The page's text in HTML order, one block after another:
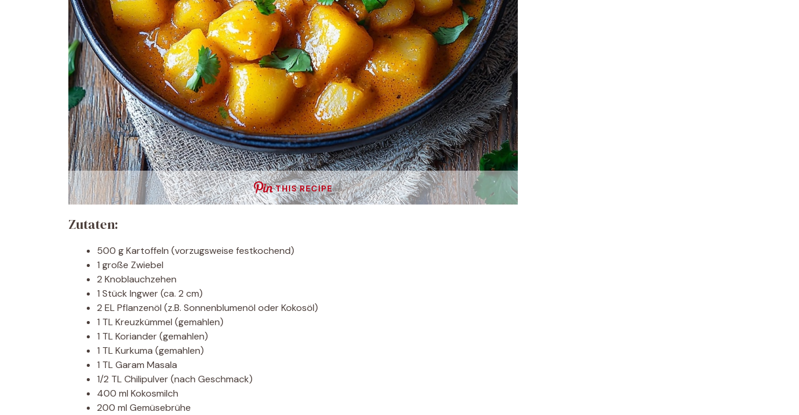
THIS RECIPE
Zutaten:
500 g Kartoffeln (vorzugsweise festkochend)
1 große Zwiebel
2 Knoblauchzehen
1 Stück Ingwer (ca. 2 cm)
2 EL Pflanzenöl (z.B. Sonnenblumenöl oder Kokosöl)
1 TL Kreuzkümmel (gemahlen)
1 TL Koriander (gemahlen)
1 TL Kurkuma (gemahlen)
1 TL Garam Masala
1/2 TL Chilipulver (nach Geschmack)
400 ml Kokosmilch
200 ml Gemüsebrühe